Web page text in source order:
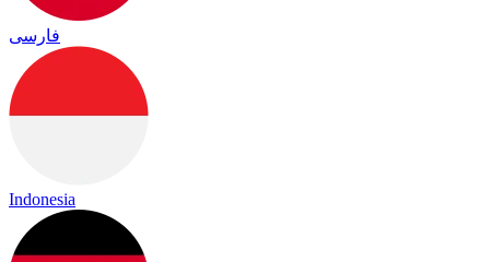
فارسی
Indonesia